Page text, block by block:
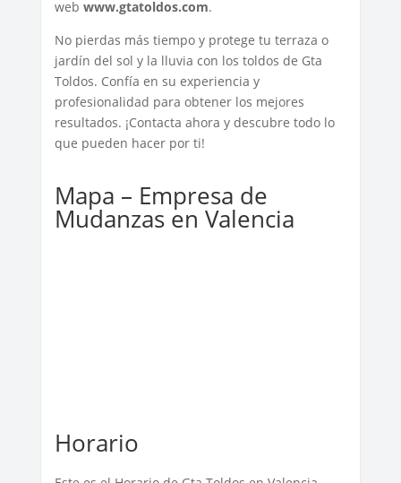
web www.gtatoldos.com.
No pierdas más tiempo y protege tu terraza o
jardín del sol y la lluvia con los toldos de Gta
Toldos. Confía en su experiencia y
profesionalidad para obtener los mejores
resultados. ¡Contacta ahora y descubre todo lo
que pueden hacer por ti!
Mapa – Empresa de
Mudanzas en Valencia
Horario